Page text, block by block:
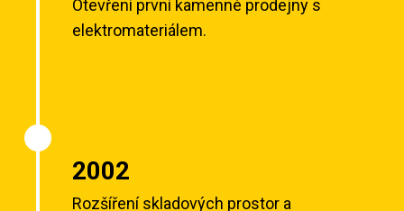
Otevření první kamenné prodejny s
elektromateriálem.
2002
Rozšíření skladových prostor a